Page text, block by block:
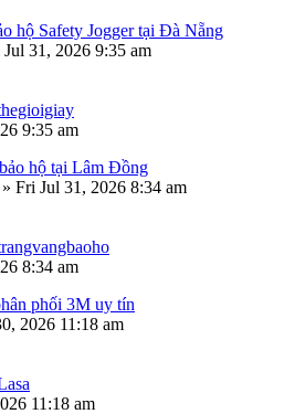
hộ Safety Jogger tại Đà Nẵng
31, 2026 9:35 am
9:35 am
hộ tại Lâm Đồng
» Fri Jul 31, 2026 8:34 am
8:34 am
phối 3M uy tín
2026 11:18 am
11:18 am